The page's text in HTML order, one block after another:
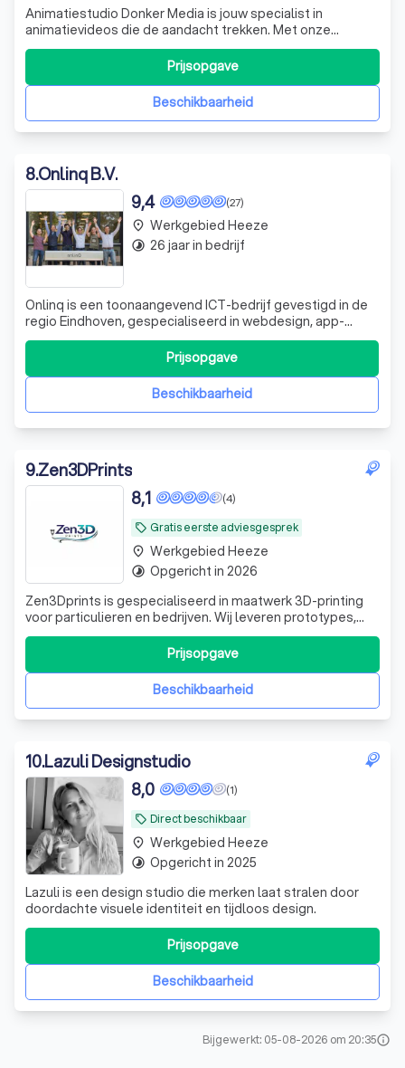
Animatiestudio Donker Media is jouw specialist in
animatievideos die de aandacht trekken. Met onze
animatie studio in Eindhoven verrassen we met creatieve
concepten die precies vertellen wat jij wilt overbrengen.
Dat doen we met een klein team van ervaren experts
vanuit Eindhoven, voor opdrachtgever
Beschikbaarheid
Prijsopgave
8.Onlinq B.V.
(27)
9,4
Onlinq is een toonaangevend ICT-bedrijf gevestigd in de
regio Eindhoven, gespecialiseerd in webdesign, app-
ontwikkeling, internetmarketing en
kantoorautomatisering. Wij geloven in een klantgerichte
aanpak, waarbij oplossingsgericht werken en continue
kennisontwikkeling centraal staan. Ons team van e
Beschikbaarheid
Prijsopgave
place Werkgebied Heeze
timelapse 26 jaar in bedrijf
9.Zen3DPrints
local_offer Gratis eerste adviesgesprek
(4)
8,1
Zen3Dprints is gespecialiseerd in maatwerk 3D-printing
voor particulieren en bedrijven. Wij leveren prototypes,
onderdelen en gepersonaliseerde producten met oog
voor kwaliteit, snelle service en nette afwerking. Van
enkelstuks tot kleine oplages: Zen3Dprints denkt mee van
ontwerp tot eindproduct.Beschikbaarheid
Prijsopgave
place Werkgebied Heeze
timelapse Opgericht in 2026
10.Lazuli Designstudio
local_offer Direct beschikbaar
(1)
8,0
Lazuli is een design studio die merken laat stralen door
doordachte visuele identiteit en tijdloos design.
Beschikbaarheid
Prijsopgave
place Werkgebied Heeze
timelapse Opgericht in 2025
Bijgewerkt: 05-08-2026 om 20:35info